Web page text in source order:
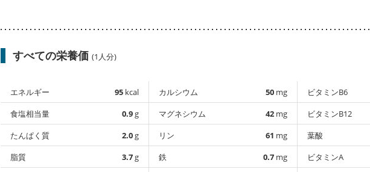
すべての栄養価 (1人分)
エネルギー 95 kcal
食塩相当量
0.9g
たんぱく質
2.0g
脂質
3.7g
カルシウム 50 mg
マグネシウム
42 mg
リン
61 mg
鉄
0.7 mg
ビタミンB6
ビタミンB12
葉酸
ビタミンA